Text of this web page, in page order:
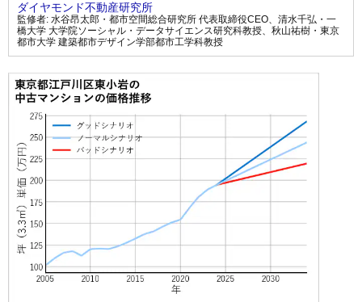
ダイヤモンド不動産研究所
監修者: 水谷昂太郎・都市空間総合研究所 代表取締役CEO、 清水千弘・一
橋大学 大学院ソーシャル・データサイエンス研究科教授、 秋山祐樹・東京
都市大学 建築都市デザイン学部都市工学科教授